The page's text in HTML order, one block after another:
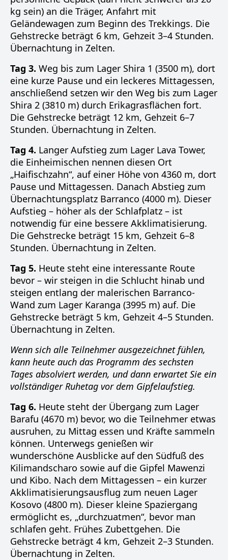
kg sein) an die Träger, Anfahrt mit
Geländewagen zum Beginn des Trekkings. Die
Gehstrecke beträgt 6 km, Gehzeit 3–4 Stunden.
Übernachtung in Zelten.
Tag 3. Weg bis zum Lager Shira 1 (3500 m), dort
eine kurze Pause und ein leckeres Mittagessen,
anschließend setzen wir den Weg bis zum Lager
Shira 2 (3810 m) durch Erikagrasflächen fort.
Die Gehstrecke beträgt 12 km, Gehzeit 6–7
Stunden. Übernachtung in Zelten.
Tag 4. Langer Aufstieg zum Lager Lava Tower,
die Einheimischen nennen diesen Ort
„Haifischzahn“, auf einer Höhe von 4360 m, dort
Pause und Mittagessen. Danach Abstieg zum
Übernachtungsplatz Barranco (4000 m). Dieser
Aufstieg – höher als der Schlafplatz – ist
notwendig für eine bessere Akklimatisierung.
Die Gehstrecke beträgt 15 km, Gehzeit 6–8
Stunden. Übernachtung in Zelten.
Tag 5. Heute steht eine interessante Route
bevor – wir steigen in die Schlucht hinab und
steigen entlang der malerischen Barranco-
Wand zum Lager Karanga (3995 m) auf. Die
Gehstrecke beträgt 5 km, Gehzeit 4–5 Stunden.
Übernachtung in Zelten.
Wenn sich alle Teilnehmer ausgezeichnet fühlen,
kann heute auch das Programm des sechsten
Tages absolviert werden, und dann erwartet Sie ein
vollständiger Ruhetag vor dem Gipfelaufstieg.
Tag 6. Heute steht der Übergang zum Lager
Barafu (4670 m) bevor, wo die Teilnehmer etwas
ausruhen, zu Mittag essen und Kräfte sammeln
können. Unterwegs genießen wir
wunderschöne Ausblicke auf den Südfuß des
Kilimandscharo sowie auf die Gipfel Mawenzi
und Kibo. Nach dem Mittagessen – ein kurzer
Akklimatisierungsausflug zum neuen Lager
Kosovo (4800 m). Dieser kleine Spaziergang
ermöglicht es, „durchzuatmen“, bevor man
schlafen geht. Frühes Zubettgehen. Die
Gehstrecke beträgt 4 km, Gehzeit 2–3 Stunden.
Übernachtung in Zelten.